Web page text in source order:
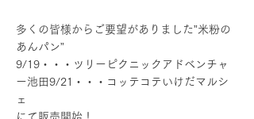
多くの皆様からご要望がありました”米粉の
あんパン”
9/19・・・ツリーピクニックアドベンチャ
ー池田9/21・・・コッテコテいけだマルシ
ェ